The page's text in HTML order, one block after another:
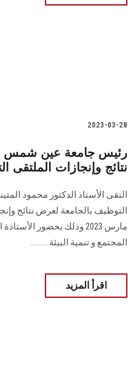
2023-03-28
رئيس جامعة عين شمس
نتائج وإنجازات الملتقى
التقى الأستاذ الدكتور محمود
مارس 2023 وذلك بحضور
المجتمع و تنمية البيئة..........
اقرأ المزيد